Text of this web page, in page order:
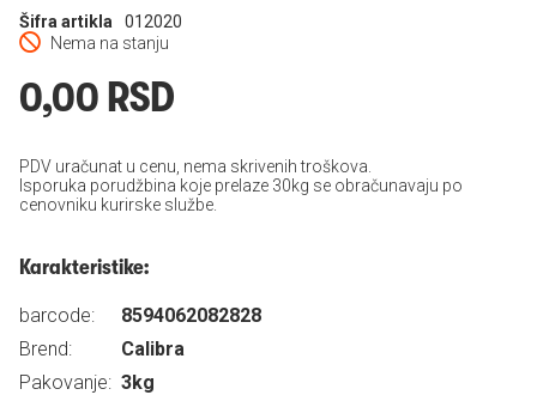
Nema na stanju
Šifra artikla 012020
0,00 RSD
PDV uračunat u cenu, nema skrivenih troškova.
Isporuka porudžbina koje prelaze 30kg se obračunavaju po
cenovniku kurirske službe.
Karakteristike:
barcode:
8594062082828
Brend:
Calibra
Pakovanje: 3kg